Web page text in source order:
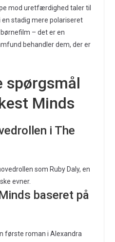
mod uretfærdighed taler til
stadig mere polariseret
– det er en
behandler dem, der er
spørgsmål
Minds
i The
som Ruby Daly, en
evner.
baseret på
første roman i Alexandra